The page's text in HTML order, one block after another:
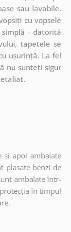
sau lavabile.
cu vopsele
– datorită
tapetele se
ușurință. La fel
nu sunteți sigur
și apoi ambalate
plasate benzi de
ambalate într-
în timpul